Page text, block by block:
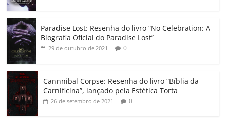
Paradise Lost: Resenha do livro “No Celebration: A
Biografia Oficial do Paradise Lost”
29 de outubro de 2021 0
Cannnibal Corpse: Resenha do livro “Bíblia da
Carnificina”, lançado pela Estética Torta
26 de setembro de 2021 0